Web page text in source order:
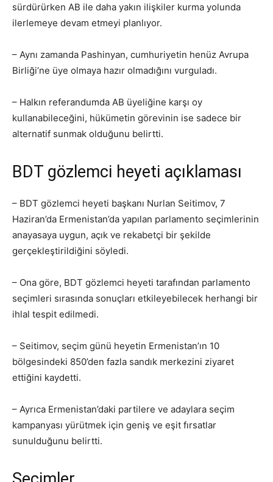
sürdürürken AB ile daha yakın ilişkiler kurma yolunda
ilerlemeye devam etmeyi planlıyor.
– Aynı zamanda Pashinyan, cumhuriyetin henüz Avrupa
Birliği’ne üye olmaya hazır olmadığını vurguladı.
– Halkın referandumda AB üyeliğine karşı oy
kullanabileceğini, hükümetin görevinin ise sadece bir
alternatif sunmak olduğunu belirtti.
BDT gözlemci heyeti açıklaması
– BDT gözlemci heyeti başkanı Nurlan Seitimov, 7
Haziran’da Ermenistan’da yapılan parlamento seçimlerinin
anayasaya uygun, açık ve rekabetçi bir şekilde
gerçekleştirildiğini söyledi.
– Ona göre, BDT gözlemci heyeti tarafından parlamento
seçimleri sırasında sonuçları etkileyebilecek herhangi bir
ihlal tespit edilmedi.
– Seitimov, seçim günü heyetin Ermenistan’ın 10
bölgesindeki 850’den fazla sandık merkezini ziyaret
ettiğini kaydetti.
– Ayrıca Ermenistan’daki partilere ve adaylara seçim
kampanyası yürütmek için geniş ve eşit fırsatlar
sunulduğunu belirtti.